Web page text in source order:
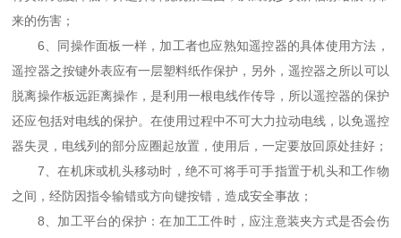
来的伤害；
6、同操作面板一样，加工者也应熟知遥控器的具体使用方法，
遥控器之按键外表应有一层塑料纸作保护，另外，遥控器之所以可以
脱离操作板远距离操作，是利用一根电线作传导，所以遥控器的保护
还应包括对电线的保护。在使用过程中不可大力拉动电线，以免遥控
器失灵，电线列的部分应圈起放置，使用后，一定要放回原处挂好；
7、在机床或机头移动时，绝不可将手可手指置于机头和工作物
之间，经防因指令输错或方向键按错，造成安全事故；
8、加工平台的保护：在加工工件时，应注意装夹方式是否会伤